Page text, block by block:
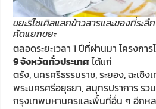
ขยะรีไซเคิลแลกข้าวสารและของที่ระลึ
คัดแยกขยะ
ตลอดระยะเวลา 1 ปีที่ผ่านมา โครงกา
9 จังหวัดทั่วประเทศได้แก่
ตรัง, นครศรีธรรมราช, ระยอง, ฉะเชิ
พระนครศรีอยุธยา, สมุทรปราการ รว
กรุงเทพมหานครและพื้นที่อื่น ๆ อีกห